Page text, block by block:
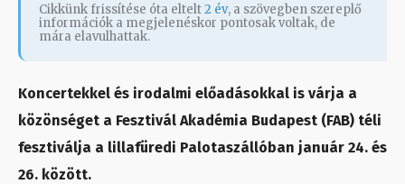
Cikkünk frissítése óta eltelt2 év, a szövegben szereplő
információk a megjelenéskor pontosak voltak, de
mára elavulhattak.
Koncertekkel és irodalmi előadásokkal is várja a
közönséget a Fesztivál Akadémia Budapest (FAB) téli
fesztiválja a lillafüredi Palotaszállóban január 24. és
26. között.